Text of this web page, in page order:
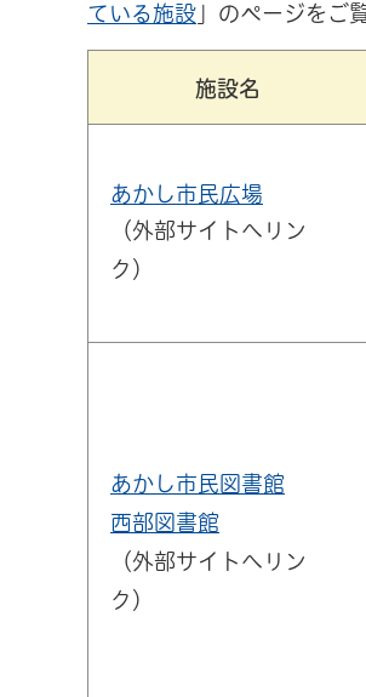
ている施設 」のページをご
施設名
あかし市民広場
（外部サイトへリン
ク）
あかし市民図書館
西部図書館
（外部サイトへリン
ク）